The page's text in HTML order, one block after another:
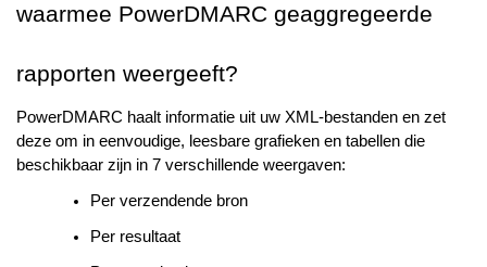
waarmee PowerDMARC geaggregeerde
rapporten weergeeft?
PowerDMARC haalt informatie uit uw XML-bestanden en zet
deze om in eenvoudige, leesbare grafieken en tabellen die
beschikbaar zijn in 7 verschillende weergaven:
Per verzendende bron
Per resultaat